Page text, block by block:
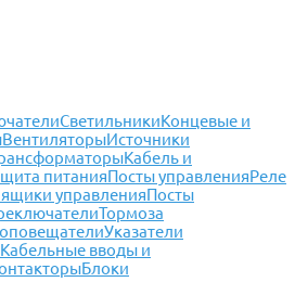
СветильникиКонцевые и
ВентиляторыИсточники
Кабель и
питанияПосты управленияРеле
управленияПосты
Тормоза
Указатели
Кабельные вводы и
Блоки